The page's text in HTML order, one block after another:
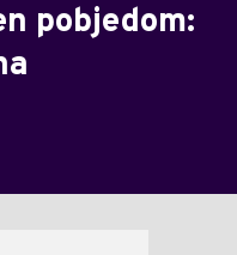
pobjedom: